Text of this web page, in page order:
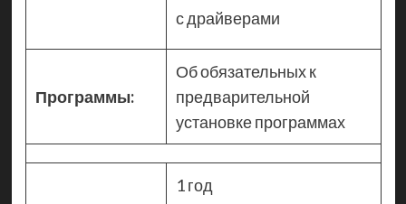
с драйверами
Программы:
Об обязательных к
предварительной
установке программах
1 год